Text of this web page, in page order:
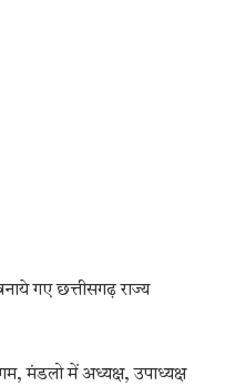
गए छत्तीसगढ़ राज्य
मंडलो में अध्यक्ष, उपाध्यक्ष